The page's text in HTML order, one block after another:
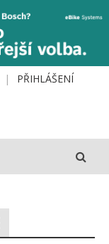
PŘIHLÁŠENÍ